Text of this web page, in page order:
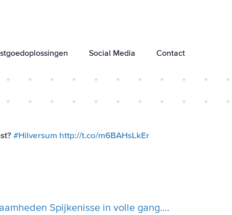
Social Media Contact
#Hilversum http://t.co/m6BAHsLkEr
Spijkenisse in volle gang….